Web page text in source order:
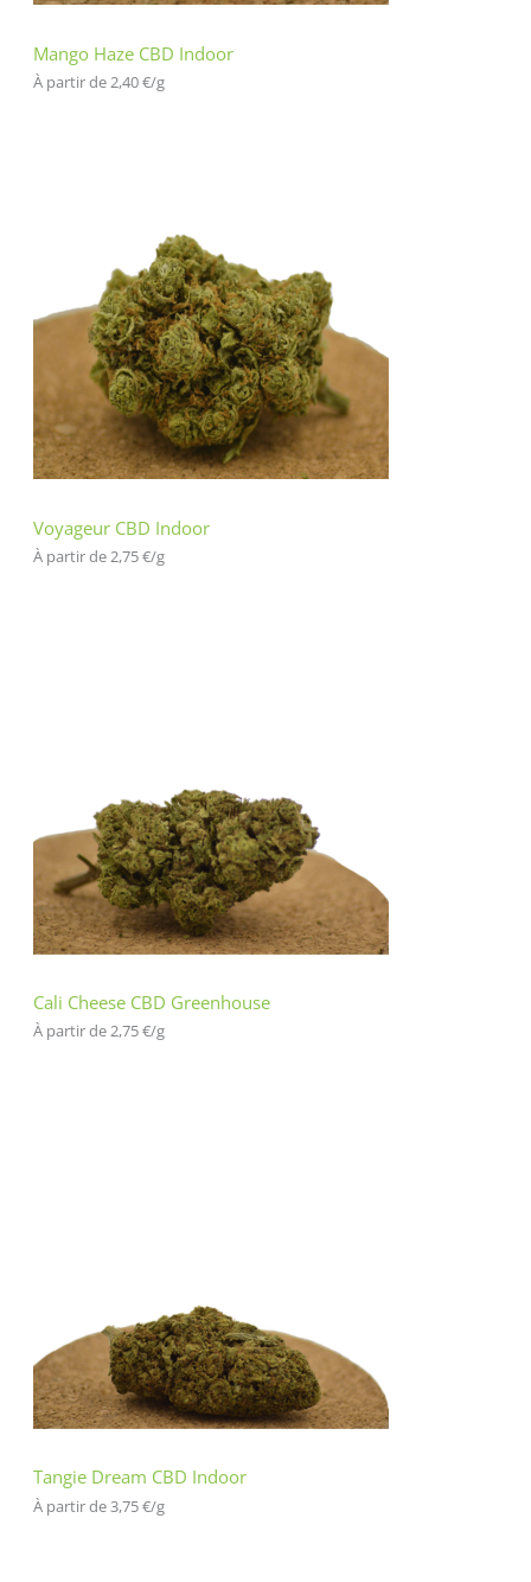
Mango Haze CBD Indoor
À partir de 2,40€/g
Voyageur CBD Indoor
À partir de 2,75€/g
Cali Cheese CBD Greenhouse
À partir de 2,75€/g
Tangie Dream CBD Indoor
À partir de 3,75€/g